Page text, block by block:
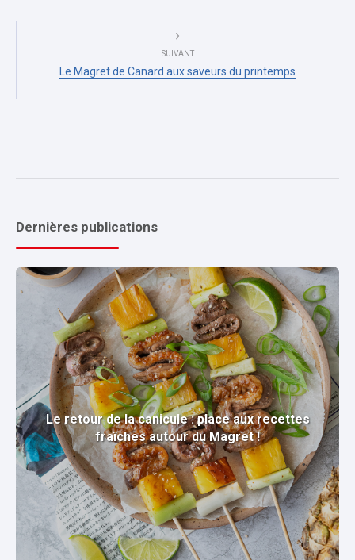
SUIVANT
Le Magret de Canard aux saveurs du printemps
Dernières publications
Le retour de la canicule : place aux recettes
fraîches autour du Magret !